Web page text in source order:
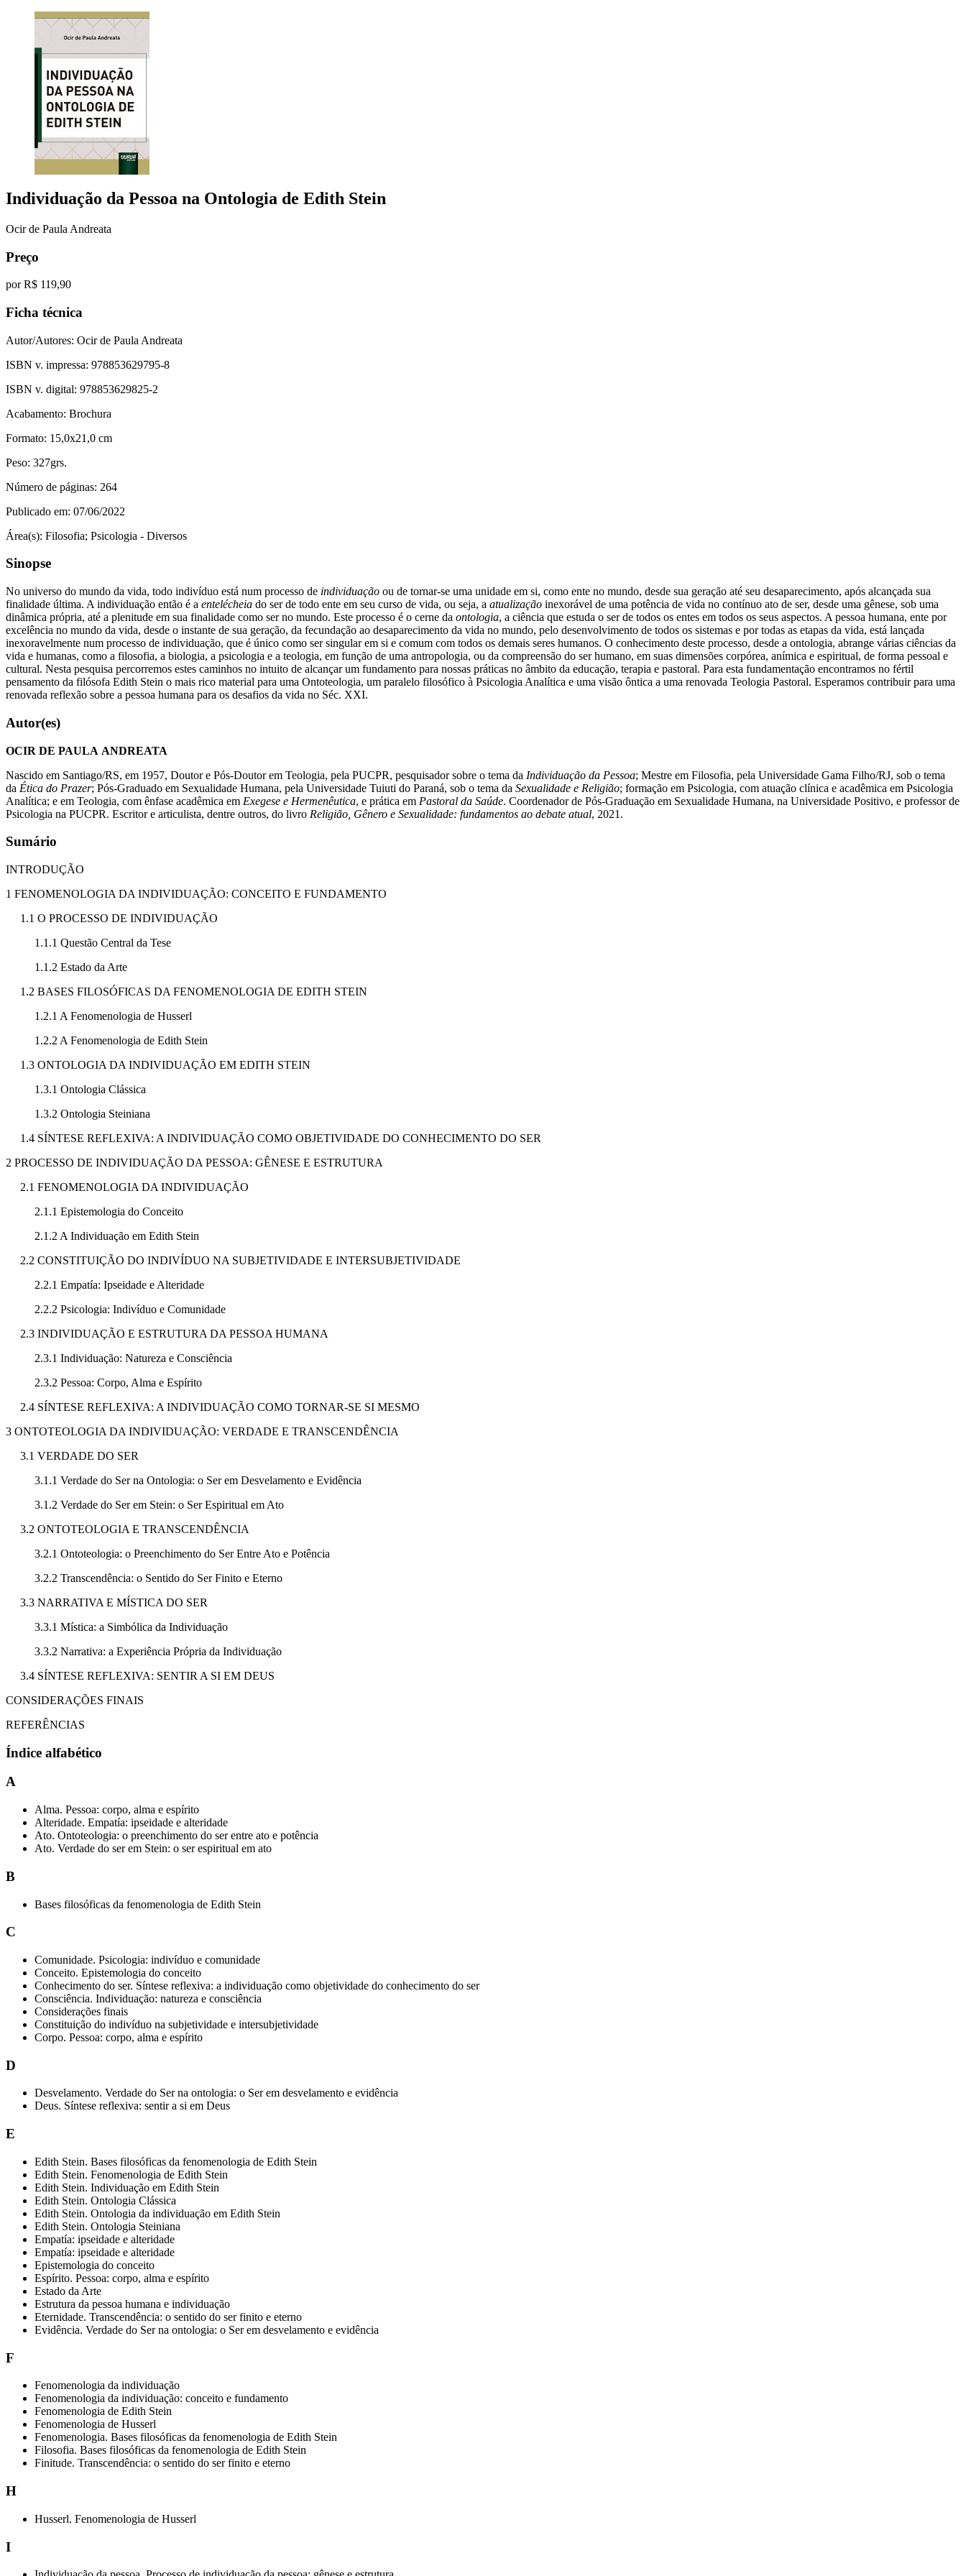
Individuação da Pessoa na Ontologia de Edith Stein
Ocir de Paula Andreata
Preço
porR$ 119,90
Ficha técnica
Autor/Autores: Ocir de Paula Andreata
ISBN v. impressa: 978853629795-8
ISBN v. digital: 978853629825-2
Acabamento: Brochura
Formato: 15,0x21,0 cm
Peso: 327grs.
Número de páginas: 264
Publicado em: 07/06/2022
Área(s): Filosofia; Psicologia - Diversos
Sinopse
No universo do mundo da vida, todo indivíduo está num processo de individuação ou de tornar-se uma unidade em si, como ente no mundo, desde sua geração até seu desaparecimento, após alcançada sua
finalidade última. A individuação então é a entelécheia do ser de todo ente em seu curso de vida, ou seja, a atualização inexorável de uma potência de vida no contínuo ato de ser, desde uma gênese, sob uma
dinâmica própria, até a plenitude em sua finalidade como ser no mundo. Este processo é o cerne da ontologia, a ciência que estuda o ser de todos os entes em todos os seus aspectos. A pessoa humana, ente por
excelência no mundo da vida, desde o instante de sua geração, da fecundação ao desaparecimento da vida no mundo, pelo desenvolvimento de todos os sistemas e por todas as etapas da vida, está lançada
inexoravelmente num processo de individuação, que é único como ser singular em si e comum com todos os demais seres humanos. O conhecimento deste processo, desde a ontologia, abrange várias ciências da
vida e humanas, como a filosofia, a biologia, a psicologia e a teologia, em função de uma antropologia, ou da compreensão do ser humano, em suas dimensões corpórea, anímica e espiritual, de forma pessoal e
cultural. Nesta pesquisa percorremos estes caminhos no intuito de alcançar um fundamento para nossas práticas no âmbito da educação, terapia e pastoral. Para esta fundamentação encontramos no fértil
pensamento da filósofa Edith Stein o mais rico material para uma Ontoteologia, um paralelo filosófico à Psicologia Analítica e uma visão ôntica a uma renovada Teologia Pastoral. Esperamos contribuir para uma
renovada reflexão sobre a pessoa humana para os desafios da vida no Séc. XXI.
Autor(es)
OCIR DE PAULA ANDREATA
Nascido em Santiago/RS, em 1957, Doutor e Pós-Doutor em Teologia, pela PUCPR, pesquisador sobre o tema da Individuação da Pessoa; Mestre em Filosofia, pela Universidade Gama Filho/RJ, sob o tema
da Ética do Prazer; Pós-Graduado em Sexualidade Humana, pela Universidade Tuiuti do Paraná, sob o tema da Sexualidade e Religião; formação em Psicologia, com atuação clínica e acadêmica em Psicologia
Analítica; e em Teologia, com ênfase acadêmica em Exegese e Hermenêutica, e prática em Pastoral da Saúde. Coordenador de Pós-Graduação em Sexualidade Humana, na Universidade Positivo, e professor de
Psicologia na PUCPR. Escritor e articulista, dentre outros, do livro Religião, Gênero e Sexualidade: fundamentos ao debate atual, 2021.
Sumário
INTRODUÇÃO
1 FENOMENOLOGIA DA INDIVIDUAÇÃO: CONCEITO E FUNDAMENTO
1.1 O PROCESSO DE INDIVIDUAÇÃO
1.1.1 Questão Central da Tese
1.1.2 Estado da Arte
1.2 BASES FILOSÓFICAS DA FENOMENOLOGIA DE EDITH STEIN
1.2.1 A Fenomenologia de Husserl
1.2.2 A Fenomenologia de Edith Stein
1.3 ONTOLOGIA DA INDIVIDUAÇÃO EM EDITH STEIN
1.3.1 Ontologia Clássica
1.3.2 Ontologia Steiniana
1.4 SÍNTESE REFLEXIVA: A INDIVIDUAÇÃO COMO OBJETIVIDADE DO CONHECIMENTO DO SER
2 PROCESSO DE INDIVIDUAÇÃO DA PESSOA: GÊNESE E ESTRUTURA
2.1 FENOMENOLOGIA DA INDIVIDUAÇÃO
2.1.1 Epistemologia do Conceito
2.1.2 A Individuação em Edith Stein
2.2 CONSTITUIÇÃO DO INDIVÍDUO NA SUBJETIVIDADE E INTERSUBJETIVIDADE
2.2.1 Empatía: Ipseidade e Alteridade
2.2.2 Psicologia: Indivíduo e Comunidade
2.3 INDIVIDUAÇÃO E ESTRUTURA DA PESSOA HUMANA
2.3.1 Individuação: Natureza e Consciência
2.3.2 Pessoa: Corpo, Alma e Espírito
2.4 SÍNTESE REFLEXIVA: A INDIVIDUAÇÃO COMO TORNAR-SE SI MESMO
3 ONTOTEOLOGIA DA INDIVIDUAÇÃO: VERDADE E TRANSCENDÊNCIA
3.1 VERDADE DO SER
3.1.1 Verdade do Ser na Ontologia: o Ser em Desvelamento e Evidência
3.1.2 Verdade do Ser em Stein: o Ser Espiritual em Ato
3.2 ONTOTEOLOGIA E TRANSCENDÊNCIA
3.2.1 Ontoteologia: o Preenchimento do Ser Entre Ato e Potência
3.2.2 Transcendência: o Sentido do Ser Finito e Eterno
3.3 NARRATIVA E MÍSTICA DO SER
3.3.1 Mística: a Simbólica da Individuação
3.3.2 Narrativa: a Experiência Própria da Individuação
3.4 SÍNTESE REFLEXIVA: SENTIR A SI EM DEUS
CONSIDERAÇÕES FINAIS
REFERÊNCIAS
Índice alfabético
A
Alma. Pessoa: corpo, alma e espírito
Alteridade. Empatía: ipseidade e alteridade
Ato. Ontoteologia: o preenchimento do ser entre ato e potência
Ato. Verdade do ser em Stein: o ser espiritual em ato
B
Bases filosóficas da fenomenologia de Edith Stein
C
Comunidade. Psicologia: indivíduo e comunidade
Conceito. Epistemologia do conceito
Conhecimento do ser. Síntese reflexiva: a individuação como objetividade do conhecimento do ser
Consciência. Individuação: natureza e consciência
Considerações finais
Constituição do indivíduo na subjetividade e intersubjetividade
Corpo. Pessoa: corpo, alma e espírito
D
Desvelamento. Verdade do Ser na ontologia: o Ser em desvelamento e evidência
Deus. Síntese reflexiva: sentir a si em Deus
E
Edith Stein. Bases filosóficas da fenomenologia de Edith Stein
Edith Stein. Fenomenologia de Edith Stein
Edith Stein. Individuação em Edith Stein
Edith Stein. Ontologia Clássica
Edith Stein. Ontologia da individuação em Edith Stein
Edith Stein. Ontologia Steiniana
Empatía: ipseidade e alteridade
Empatía: ipseidade e alteridade
Epistemologia do conceito
Espírito. Pessoa: corpo, alma e espírito
Estado da Arte
Estrutura da pessoa humana e individuação
Eternidade. Transcendência: o sentido do ser finito e eterno
Evidência. Verdade do Ser na ontologia: o Ser em desvelamento e evidência
F
Fenomenologia da individuação
Fenomenologia da individuação: conceito e fundamento
Fenomenologia de Edith Stein
Fenomenologia de Husserl
Fenomenologia. Bases filosóficas da fenomenologia de Edith Stein
Filosofia. Bases filosóficas da fenomenologia de Edith Stein
Finitude. Transcendência: o sentido do ser finito e eterno
H
Husserl. Fenomenologia de Husserl
I